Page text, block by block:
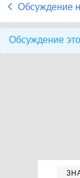
Обсуждение
Обсуждение